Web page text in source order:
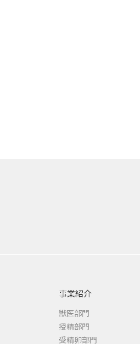
事業紹介
獣医部門
授精部門
受精卵部門